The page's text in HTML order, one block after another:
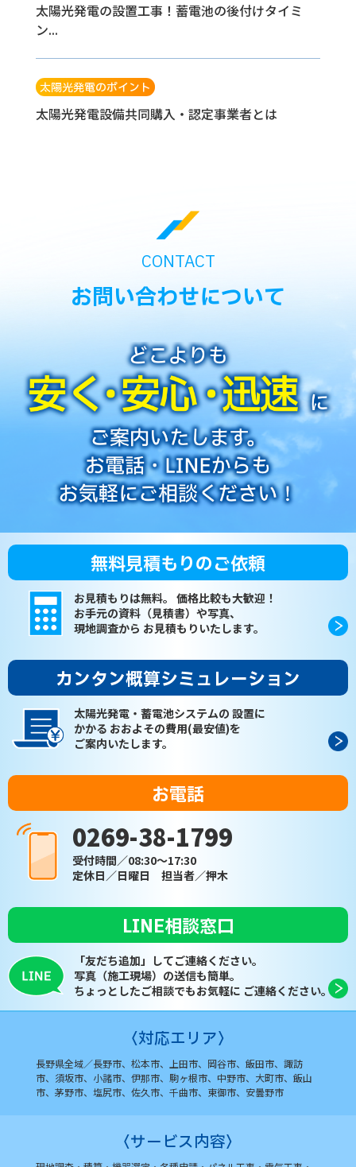
太陽光発電の設置工事！蓄電池の後付けタイミ
ン...
太陽光発電のポイント
太陽光発電設備共同購入・認定事業者とは
CONTACT
お問い合わせについて
無料見積もりのご依頼
お見積もりは無料。 価格比較も大歓迎！
お手元の資料（見積書）や写真、
現地調査から お見積もりいたします。
カンタン概算シミュレーション
太陽光発電・蓄電池システムの 設置に
かかる おおよその費用(最安値)を
ご案内いたします。
お電話
0269-38-1799
受付時間／08:30～17:30
定休日／日曜日 担当者／押木
LINE相談窓口
「友だち追加」してご連絡ください。
写真（施工現場）の送信も簡単。
ちょっとしたご相談でもお気軽に ご連絡ください。
〈対応エリア〉
長野県全域／長野市、松本市、上田市、岡谷市、飯田市、 諏訪
市、須坂市、小諸市、伊那市、駒ヶ根市、中野市、 大町市、飯山
市、茅野市、塩尻市、佐久市、千曲市、 東御市、安曇野市
〈サービス内容〉